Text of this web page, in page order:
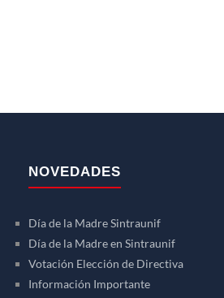
NOVEDADES
Día de la Madre Sintraunif
Día de la Madre en Sintraunif
Votación Elección de Directiva
Información Importante